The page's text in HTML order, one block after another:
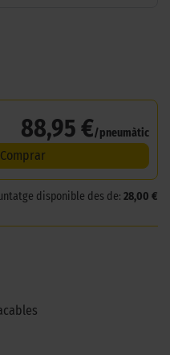
88,95 €/pneumàtic
Comprar
disponible des de: 28,00 €